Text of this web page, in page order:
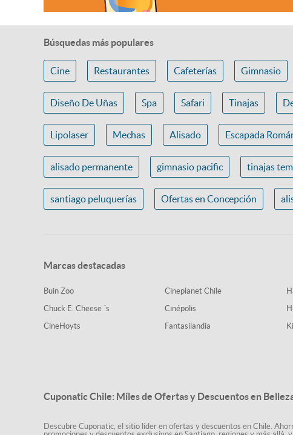
Búsquedas más populares
Cine Restaurantes Cafeterías Gimnasio
Diseño De Uñas Spa Safari Tinajas
Lipolaser Mechas Alisado Escapada
alisado permanente gimnasio pacific tinajas
santiago peluquerías Ofertas en Concepción
Marcas destacadas
Buin Zoo
Chuck E. Cheese ´s
CineHoyts
Cineplanet Chile
Cinépolis
Fantasilandia
Cuponatic Chile: Miles de Ofertas y Descuentos en
Descubre Cuponatic, el sitio líder en ofertas y descuentos en Chile.